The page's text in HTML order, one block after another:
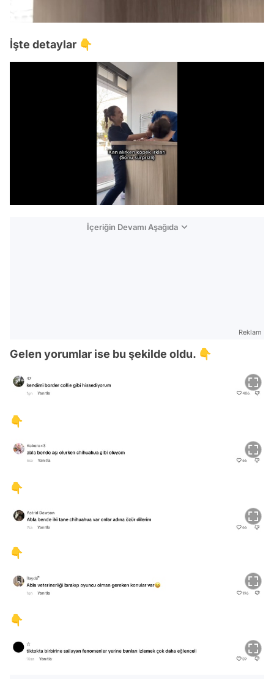
İşte detaylar 👇
İçeriğin Devamı Aşağıda
Reklam
Gelen yorumlar ise bu şekilde oldu. 👇
👇
👇
👇
👇